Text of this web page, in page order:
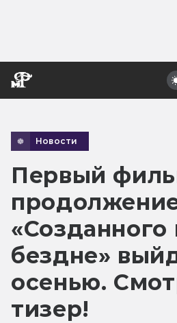
Новости
Первый
«Созданного
бездне»
осенью.
тизер!